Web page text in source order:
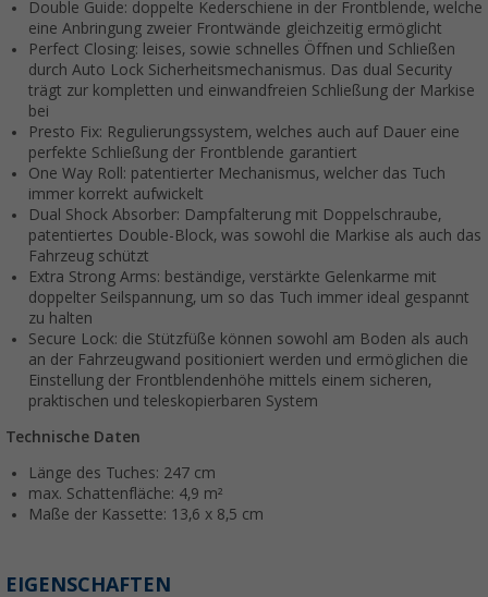
Double Guide: doppelte Kederschiene in der Frontblende, welche
eine Anbringung zweier Frontwände gleichzeitig ermöglicht
Perfect Closing: leises, sowie schnelles Öffnen und Schließen
durch Auto Lock Sicherheitsmechanismus. Das dual Security
trägt zur kompletten und einwandfreien Schließung der Markise
bei
Presto Fix: Regulierungssystem, welches auch auf Dauer eine
perfekte Schließung der Frontblende garantiert
One Way Roll: patentierter Mechanismus, welcher das Tuch
immer korrekt aufwickelt
Dual Shock Absorber: Dampfalterung mit Doppelschraube,
patentiertes Double-Block, was sowohl die Markise als auch das
Fahrzeug schützt
Extra Strong Arms: beständige, verstärkte Gelenkarme mit
doppelter Seilspannung, um so das Tuch immer ideal gespannt
zu halten
Secure Lock: die Stützfüße können sowohl am Boden als auch
an der Fahrzeugwand positioniert werden und ermöglichen die
Einstellung der Frontblendenhöhe mittels einem sicheren,
praktischen und teleskopierbaren System
Technische Daten
Länge des Tuches: 247 cm
max. Schattenfläche: 4,9 m²
Maße der Kassette: 13,6 x 8,5 cm
EIGENSCHAFTEN